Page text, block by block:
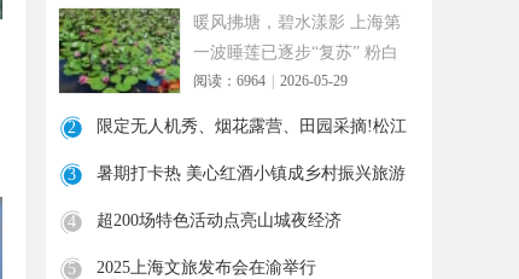
波
暖风拂塘，碧水漾影 上海第
一波睡莲已逐步“复苏” 粉白
嫣红的花朵浮于水面 趁花期
正
阅读：6964 2026-05-29
2
限定无人机秀、烟花露营、田园采摘!松江
3
暑期打卡热 美心红酒小镇成乡村振兴旅游
4
超200场特色活动点亮山城夜经济
5 2025上海文旅发布会在渝举行